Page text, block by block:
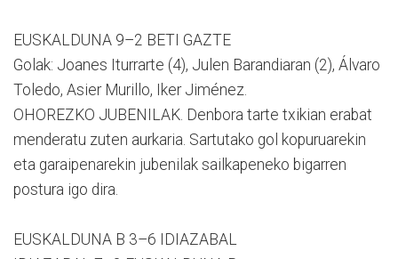
EUSKALDUNA 9–2 BETI GAZTE
Golak: Joanes Iturrarte (4), Julen Barandiaran (2), Álvaro
Toledo, Asier Murillo, Iker Jiménez.
OHOREZKO JUBENILAK. Denbora tarte txikian erabat
menderatu zuten aurkaria. Sartutako gol kopuruarekin
eta garaipenarekin jubenilak sailkapeneko bigarren
postura igo dira.
EUSKALDUNA B 3–6 IDIAZABAL